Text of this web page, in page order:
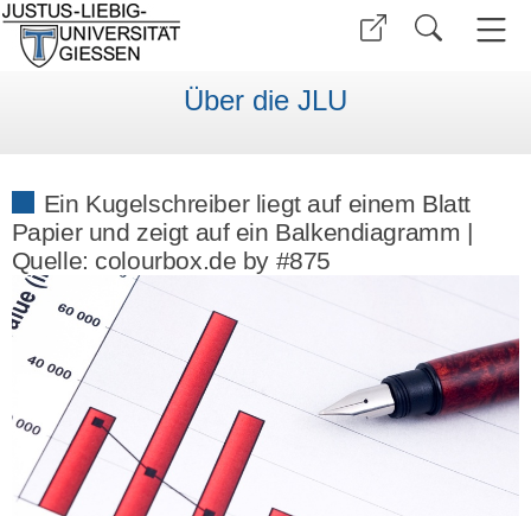
Über die JLU
Ein Kugelschreiber liegt auf einem Blatt
Papier und zeigt auf ein Balkendiagramm |
Quelle: colourbox.de by #875